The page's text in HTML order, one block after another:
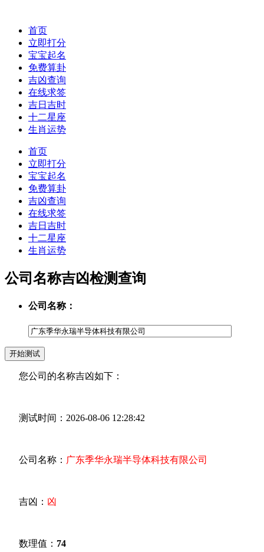
首页
立即打分
宝宝起名
免费算卦
吉凶查询
在线求签
吉日吉时
十二星座
生肖运势
首页
立即打分
宝宝起名
免费算卦
吉凶查询
在线求签
吉日吉时
十二星座
生肖运势
公司名称吉凶检测查询
公司名称：
您公司的名称吉凶如下：
测试时间：2026-08-06 12:28:42
公司名称： 广东季华永瑞半导体科技有限公司
吉凶： 凶
数理值： 74